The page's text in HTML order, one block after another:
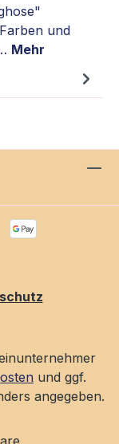
und
Mehr
und ggf.
angegeben.